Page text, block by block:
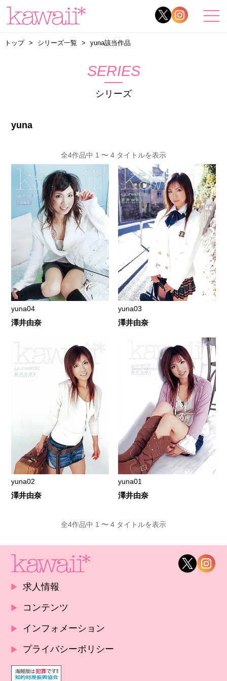
トップ シリーズ一覧 yuna該当作品
SERIES
シリーズ
yuna
全4作品中 1 〜 4 タイトルを表示
yuna04
澤井由奈
yuna03
澤井由奈
yuna02
澤井由奈
yuna01
澤井由奈
全4作品中 1 〜 4 タイトルを表示
求人情報
コンテンツ
インフォメーション
プライバシーポリシー